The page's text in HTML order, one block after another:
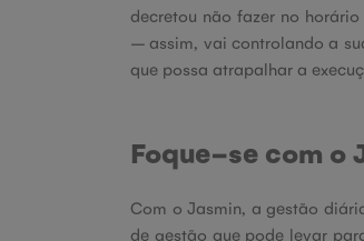
decretou não fazer no
– assim, vai controlando a
que possa atrapalhar a
Foque-se com o
Com o Jasmin, a gestão
de gestão que pode levar